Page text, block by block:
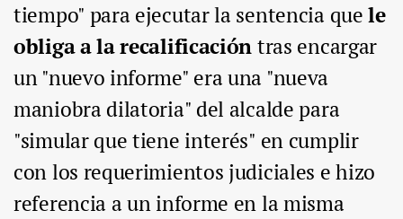
tiempo" para ejecutar la sentencia quele
obliga a la recalificacióntras encargar
un "nuevo informe" era una "nueva
maniobra dilatoria" del alcalde para
"simular que tiene interés" en cumplir
con los requerimientos judiciales e hizo
referencia a un informe en la misma